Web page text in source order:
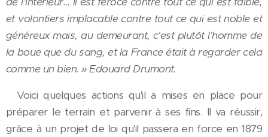
et volontiers implacable contre tout ce qui est noble et
généreux mais, au demeurant, c'est plutôt l'homme de
la boue que du sang, et la France était à regarder cela
comme un bien. » Edouard Drumont.
Voici quelques actions qu'il a mises en place pour
préparer le terrain et parvenir à ses fins. Il va réussir,
grâce à un projet de loi qu'il passera en force en 1879